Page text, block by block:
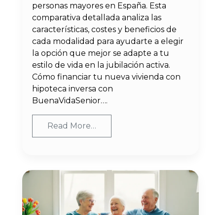
personas mayores en España. Esta
comparativa detallada analiza las
características, costes y beneficios de
cada modalidad para ayudarte a elegir
la opción que mejor se adapte a tu
estilo de vida en la jubilación activa.
Cómo financiar tu nueva vivienda con
hipoteca inversa con
BuenaVidaSenior….
Read More…